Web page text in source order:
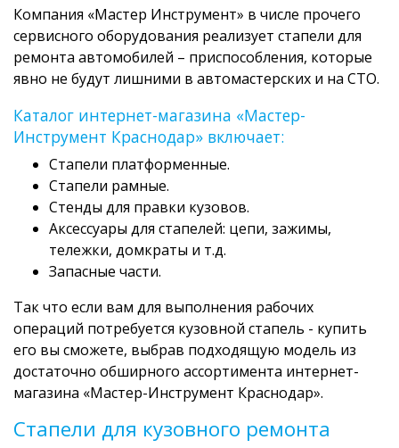
Компания «Мастер Инструмент» в числе прочего
сервисного оборудования реализует стапели для
ремонта автомобилей – приспособления, которые
явно не будут лишними в автомастерских и на СТО.
Каталог интернет-магазина «Мастер-
Инструмент Краснодар» включает:
Стапели платформенные.
Стапели рамные.
Стенды для правки кузовов.
Аксессуары для стапелей: цепи, зажимы,
тележки, домкраты и т.д.
Запасные части.
Так что если вам для выполнения рабочих
операций потребуется кузовной стапель - купить
его вы сможете, выбрав подходящую модель из
достаточно обширного ассортимента интернет-
магазина «Мастер-Инструмент Краснодар».
Стапели для кузовного ремонта